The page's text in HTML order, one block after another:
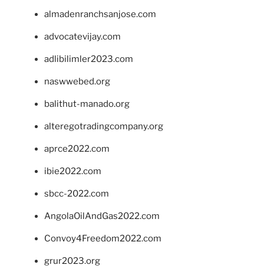
almadenranchsanjose.com
advocatevijay.com
adlibilimler2023.com
naswwebed.org
balithut-manado.org
alteregotradingcompany.org
aprce2022.com
ibie2022.com
sbcc-2022.com
AngolaOilAndGas2022.com
Convoy4Freedom2022.com
grur2023.org